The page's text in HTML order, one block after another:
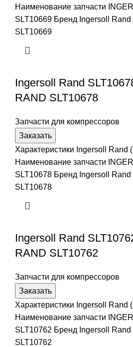
Наименование запчасти
SLT10669 Бренд Ingersoll
SLT10669
Ingersoll Rand
RAND SLT10678
Запчасти для компрессоров
Заказать
Характеристики Ingersoll
Наименование запчасти
SLT10678 Бренд Ingersoll
SLT10678
Ingersoll Rand
RAND SLT10762
Запчасти для компрессоров
Заказать
Характеристики Ingersoll
Наименование запчасти
SLT10762 Бренд Ingersoll
SLT10762